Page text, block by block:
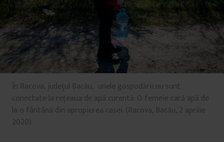
În Racova, județul Bacău, unele gospodării nu sunt
conectate la rețeaua de apă curentă. O femeie cară apă de
la o fântână din apropierea casei. (Racova, Bacău, 2 aprilie
2020)